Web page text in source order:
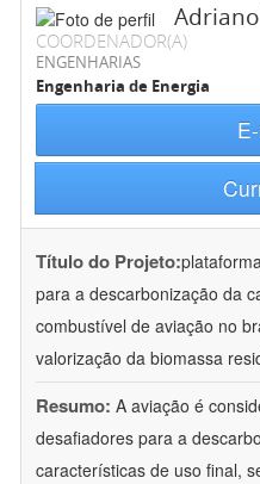
COORDENADOR(A)
ENGENHARIAS
Engenharia de Energia
Título do Projeto:
para a descarbonização da
combustível de aviação no
valorização da biomassa
Resumo: A aviação é
desafiadores para a
características de uso final,